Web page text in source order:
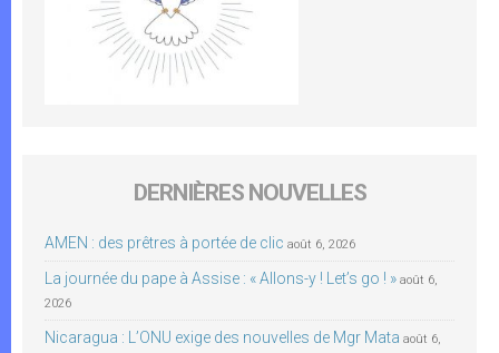
DERNIÈRES NOUVELLES
AMEN : des prêtres à portée de clic août 6, 2026
La journée du pape à Assise : « Allons-y ! Let’s go ! » août 6,
2026
Nicaragua : L’ONU exige des nouvelles de Mgr Mata août 6,